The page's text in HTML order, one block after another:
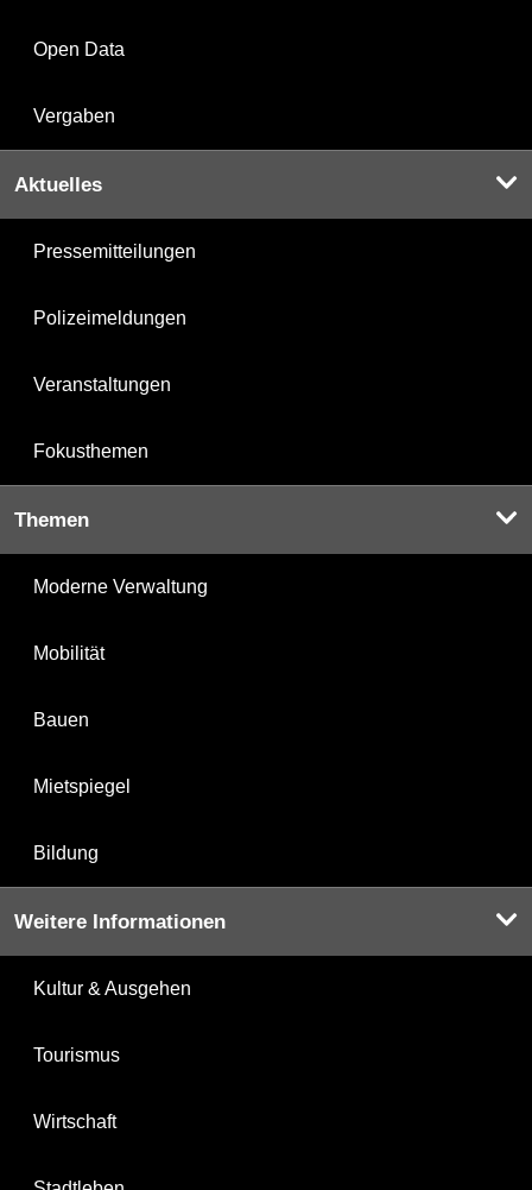
Open Data
Vergaben
Aktuelles
Pressemitteilungen
Polizeimeldungen
Veranstaltungen
Fokusthemen
Themen
Moderne Verwaltung
Mobilität
Bauen
Mietspiegel
Bildung
Weitere Informationen
Kultur & Ausgehen
Tourismus
Wirtschaft